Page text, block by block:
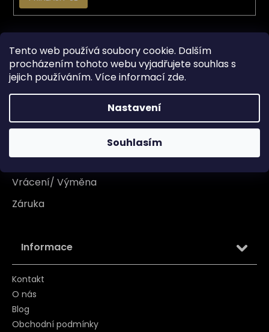
Tento web používá soubory cookie. Dalším
procházením tohoto webu vyjadřujete souhlas s
jejich používáním. Více informací zde.
Nastavení
Souhlasím
Doprava
Garance originality
Tabulka velikosti
Vrácení/ Výměna
Záruka
Informace
Kontakt
O nás
Blog
Obchodní podmínky